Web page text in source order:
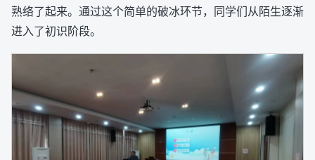
熟络了起来。通过这个简单的破冰环节，同学们从陌生逐渐
进入了初识阶段。